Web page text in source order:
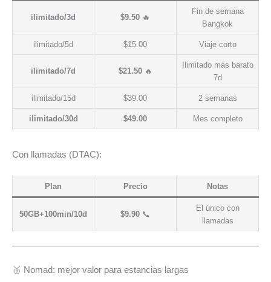
ilimitado/3d $9.50 🔥
Fin de semana
Bangkok
ilimitado/5d $15.00 Viaje corto
ilimitado/7d $21.50🔥
Ilimitado más barato
7d
ilimitado/15d $39.00 2 semanas
ilimitado/30d $49.00 Mes completo
Con llamadas (DTAC):
Plan Precio Notas
50GB+100min/10d $9.90 📞
El único con
llamadas
🥉 Nomad: mejor valor para estancias largas